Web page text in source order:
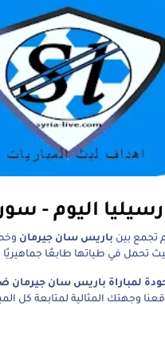
اليوم -
تجمع بين باريس سان جيرمان
في طياتها طابعًا جماهيريًا
لمباراة باريس سان جيرمان
وجهتك المثالية لمتابعة كل